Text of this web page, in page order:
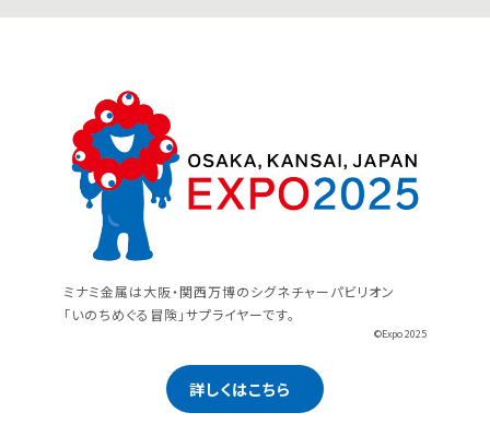
ミナミ金属は大阪・関西万博のシグネチャーパビリオン
「いのちめぐる冒険」サプライヤーです。
©Expo 2025
詳しくはこちら